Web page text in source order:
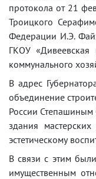
протокола от 21
Троицкого
Федерации И.Э.
ГКОУ «Дивеевская
коммунального
В адрес
объединение
России Степашиным
здания
эстетическому
В связи с этим
имущественным